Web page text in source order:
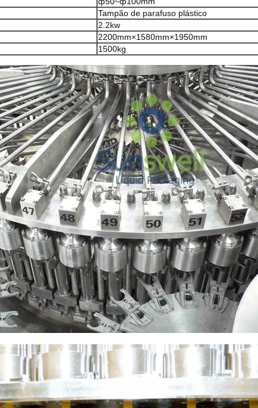
Tampão de parafuso plástico
2.2kw
2200mm×1580mm×1950mm
1500kg